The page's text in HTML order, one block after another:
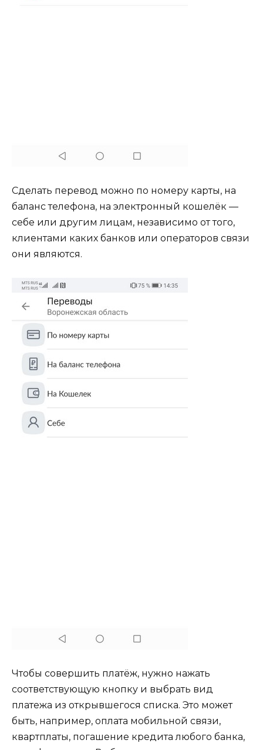
Сделать перевод можно по номеру карты, на
баланс телефона, на электронный кошелёк —
себе или другим лицам, независимо от того,
клиентами каких банков или операторов связи
они являются.
Чтобы совершить платёж, нужно нажать
соответствующую кнопку и выбрать вид
платежа из открывшегося списка. Это может
быть, например, оплата мобильной связи,
квартплаты, погашение кредита любого банка,